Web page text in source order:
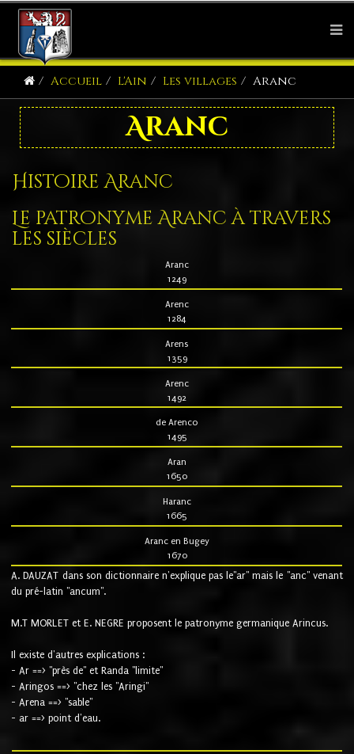
Accueil L'Ain Les villages Aranc
Aranc
Histoire Aranc
Le patronyme Aranc à travers
les siècles
Aranc
1249
Arenc
1284
Arens
1359
Arenc
1492
de Arenco
1495
Aran
1650
Haranc
1665
Aranc en Bugey
1670
A. DAUZAT dans son dictionnaire n'explique pas le"ar" mais le "anc" venant
du pré-latin "ancum".
M.T MORLET et E. NEGRE proposent le patronyme germanique Arincus.
Il existe d'autres explications :
- Ar ==> "près de" et Randa "limite"
- Aringos ==> "chez les "Aringi"
- Arena ==> "sable"
- ar ==> point d'eau.